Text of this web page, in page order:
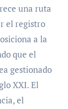
una ruta
el registro
a la
que el
gestionado
XXI. El
el